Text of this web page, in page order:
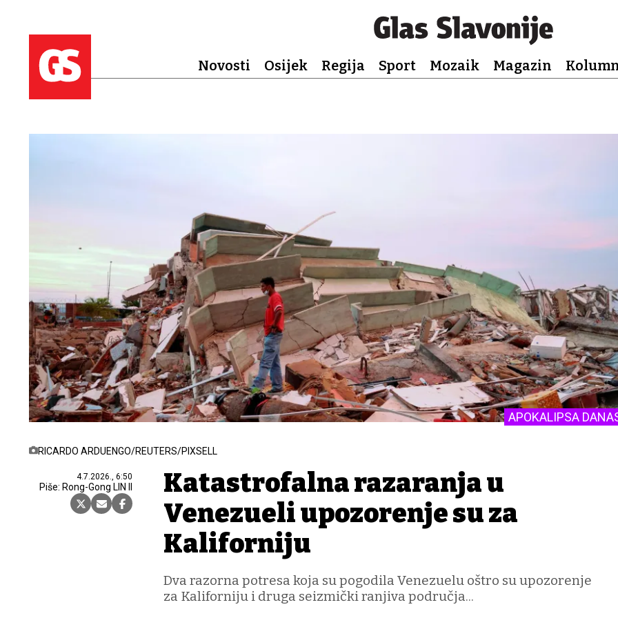
Novosti Osijek Regija Sport Mozaik Magazin
RICARDO ARDUENGO/REUTERS/PIXSELL
4.7.2026., 6:50
Piše: Rong-Gong LIN II
APOKALIPSA
Katastrofalna razaranja u
Venezueli upozorenje su za
Kaliforniju
Dva razorna potresa koja su pogodila Venezuelu oštro su upozorenje
za Kaliforniju i druga seizmički ranjiva područja...